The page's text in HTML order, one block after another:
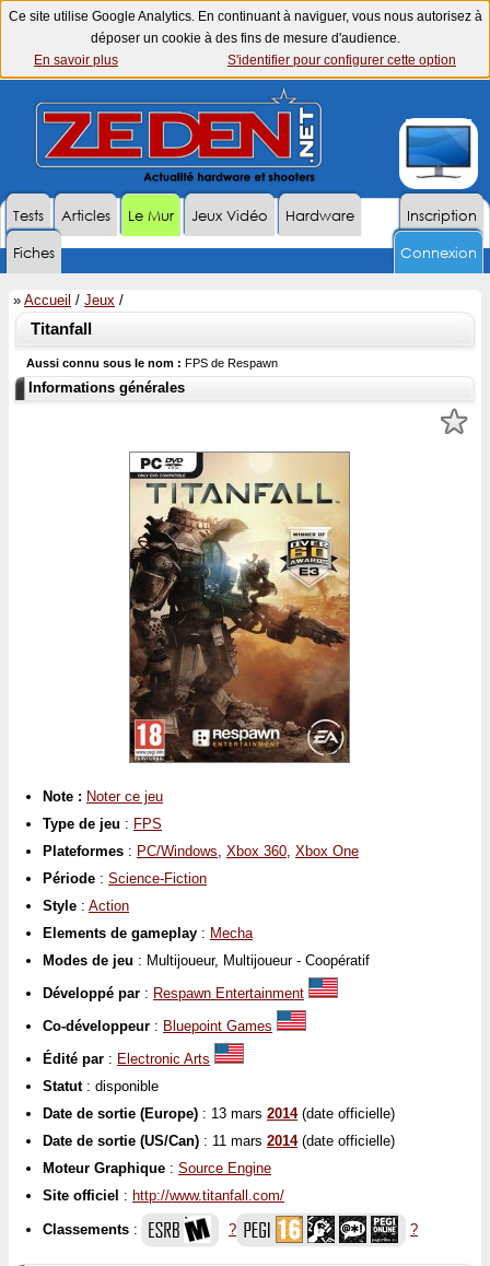
Ce site utilise Google Analytics. En continuant à naviguer, vous nous autorisez à
déposer un cookie à des fins de mesure d'audience.
En savoir plus
S'identifier pour configurer cette option
Inscription
Tests Articles Le Mur Jeux Vidéo
Hardware
Fiches
Connexion
» Accueil / Jeux /
Titanfall
Aussi connu sous le nom : FPS de Respawn
Informations générales
Note : Noter ce jeu
Type de jeu : FPS
Plateformes : PC/Windows, Xbox 360, Xbox One
Période : Science-Fiction
Style : Action
Elements de gameplay : Mecha
Modes de jeu : Multijoueur, Multijoueur - Coopératif
Développé par : Respawn Entertainment
Co-développeur : Bluepoint Games
Édité par : Electronic Arts
Statut: disponible
Date de sortie (Europe) : 13 mars 2014(date officielle)
Date de sortie (US/Can) : 11 mars 2014(date officielle)
Moteur Graphique : Source Engine
Site officiel : http://www.titanfall.com/
Classements : ? ?